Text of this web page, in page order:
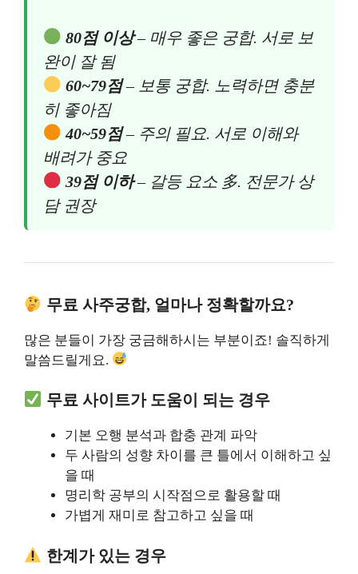
80점 이상– 매우 좋은 궁합. 서로 보
완이 잘 됨
60~79점– 보통 궁합. 노력하면 충분
히 좋아짐
40~59점– 주의 필요. 서로 이해와
배려가 중요
39점 이하– 갈등 요소 多. 전문가 상
담 권장
무료 사주궁합, 얼마나 정확할까요?
많은 분들이 가장 궁금해하시는 부분이죠! 솔직하게
말씀드릴게요.
무료 사이트가 도움이 되는 경우
기본 오행 분석과 합충 관계 파악
두 사람의 성향 차이를 큰 틀에서 이해하고 싶
을 때
명리학 공부의 시작점으로 활용할 때
가볍게 재미로 참고하고 싶을 때
한계가 있는 경우